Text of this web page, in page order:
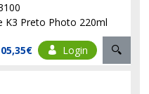
K3 Preto Photo 220ml
Login